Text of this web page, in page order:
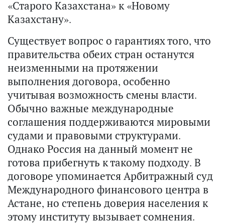
«Старого Казахстана» к «Новому
Казахстану».
Существует вопрос о гарантиях того, что
правительства обеих стран останутся
неизменными на протяжении
выполнения договора, особенно
учитывая возможность смены власти.
Обычно важные международные
соглашения поддерживаются мировыми
судами и правовыми структурами.
Однако Россия на данный момент не
готова прибегнуть к такому подходу. В
договоре упоминается Арбитражный суд
Международного финансового центра в
Астане, но степень доверия населения к
этому институту вызывает сомнения.